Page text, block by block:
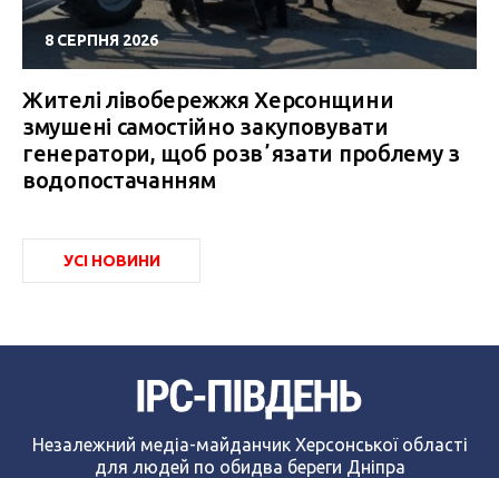
8 СЕРПНЯ 2026
Жителі лівобережжя Херсонщини
змушені самостійно закуповувати
генератори, щоб розвʼязати проблему з
водопостачанням
УСІ НОВИНИ
Незалежний медіа-майданчик Херсонської області
для людей по обидва береги Дніпра